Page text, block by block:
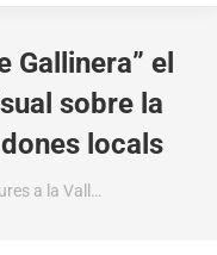
Gallinera” el
sobre la
locals
a la Vall…